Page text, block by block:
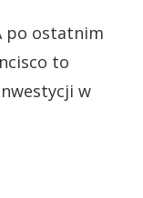
po ostatnim
to
w